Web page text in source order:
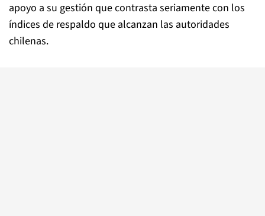
apoyo a su gestión que contrasta seriamente con los
índices de respaldo que alcanzan las autoridades
chilenas.